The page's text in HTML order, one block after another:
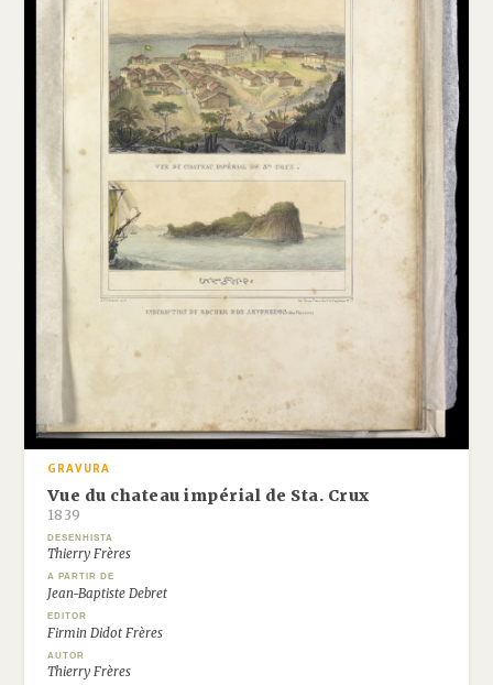
GRAVURA
Vue du chateau impérial de Sta. Crux
1839
DESENHISTA
Thierry Frères
A PARTIR DE
Jean-Baptiste Debret
EDITOR
Firmin Didot Frères
AUTOR
Thierry Frères